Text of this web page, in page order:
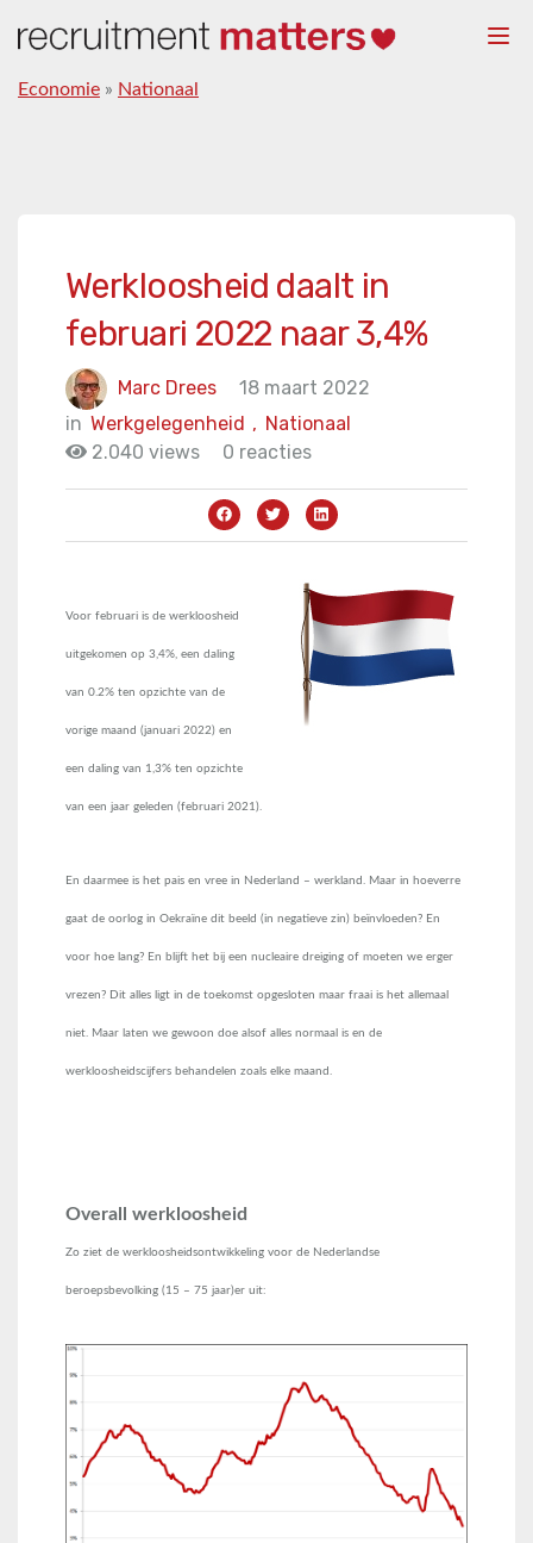
Economie » Nationaal
Werkloosheid daalt in
februari 2022 naar 3,4%
Marc Drees
18 maart 2022
in
Nationaal
Werkgelegenheid ,
2.040 views
0 reacties
Voor februari is de werkloosheid
uitgekomen op 3,4%, een daling
van 0.2% ten opzichte van de
vorige maand (januari 2022) en
een daling van 1,3% ten opzichte
van een jaar geleden (februari 2021).
En daarmee is het pais en vree in Nederland – werkland. Maar in hoeverre
gaat de oorlog in Oekraïne dit beeld (in negatieve zin) beïnvloeden? En
voor hoe lang? En blijft het bij een nucleaire dreiging of moeten we erger
vrezen? Dit alles ligt in de toekomst opgesloten maar fraai is het allemaal
niet. Maar laten we gewoon doe alsof alles normaal is en de
werkloosheidscijfers behandelen zoals elke maand.
Overall werkloosheid
Zo ziet de werkloosheidsontwikkeling voor de Nederlandse
beroepsbevolking (15 – 75 jaar)er uit: